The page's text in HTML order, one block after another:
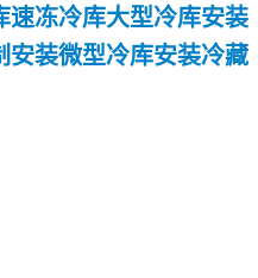
速冻冷库大型冷库安装
安装微型冷库安装冷藏